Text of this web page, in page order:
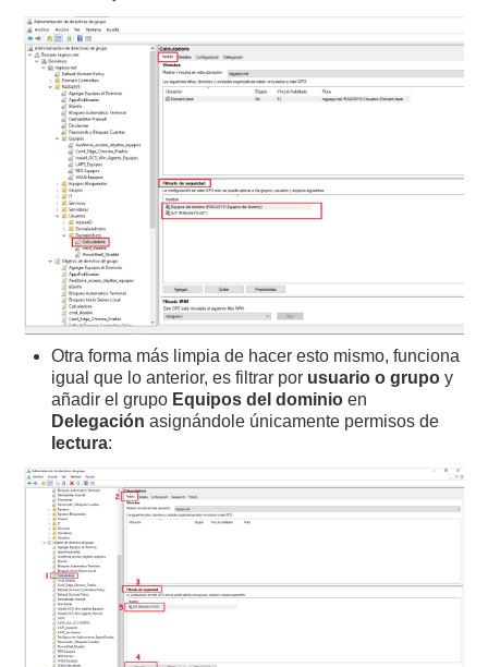
Otra forma más limpia de hacer esto mismo, funciona
igual que lo anterior, es filtrar por usuario o grupo y
añadir el grupo Equipos del dominioen
Delegaciónasignándole únicamente permisos de
lectura: